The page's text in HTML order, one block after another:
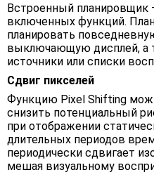
Встроенный планировщик
включенных функций.
планировать
выключающую дисплей, а
источники или списки
Сдвиг пикселей
Функцию Pixel Shifting
снизить потенциальный
при отображении
длительных периодов
периодически сдвигает
мешая визуальному